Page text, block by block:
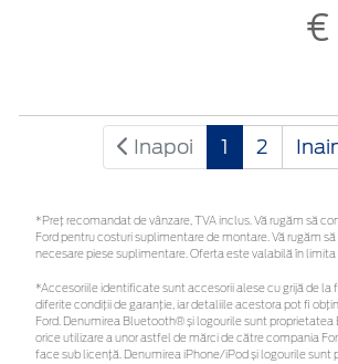
€
Inapoi 1 2
*Preţ recomandat de vânzare, TVA inclus. Vă rugăm să
Ford pentru costuri suplimentare de montare. Vă rugăm
necesare piese suplimentare. Oferta este valabilă în limita
*Accesoriile identificate sunt accesorii alese cu grijă de la
diferite condiții de garanție, iar detaliile acestora pot fi
Ford. Denumirea Bluetooth® și logourile sunt proprietatea
orice utilizare a unor astfel de mărci de către compania
face sub licență. Denumirea iPhone/iPod și logourile sunt